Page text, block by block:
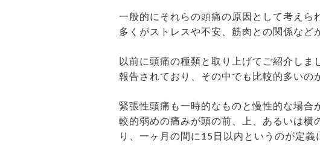
一般的にそれらの頭痛の原因として考えら
多くがストレスや不安、筋肉との関係など
以前に頭痛の種類と取り上げてご紹介し
報告されており、その中でも比較的多いの
緊張性頭痛も一時的なものと慢性的な場合
較的弱めの痛みが頭の前、上、あるいは横
り、一ヶ月の間に15日以内というのが定義